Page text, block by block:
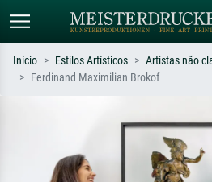
impressionismo, onda de Hokusai, nu.
a
Início Estilos Artísticos
Artistas não
Ferdinand Maximilian Brokof